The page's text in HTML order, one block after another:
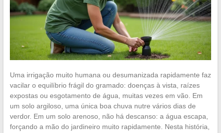
Uma irrigação muito humana ou desumanizada rapidamente faz
vacilar o equilíbrio frágil do gramado: doenças à vista, raízes
expostas ou esgotamento de água, muitas vezes em vão. Em
um solo argiloso, uma única boa chuva nutre vários dias de
verdor. Em um solo arenoso, não há descanso: a água escapa,
forçando a mão do jardineiro muito rapidamente. Nesta história,